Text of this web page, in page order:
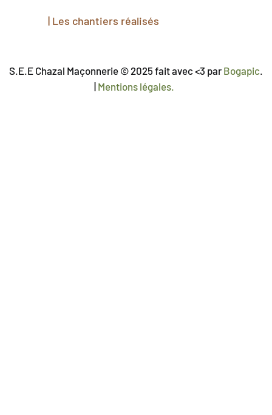
| Les chantiers réalisés
S.E.E Chazal Maçonnerie © 2025 fait avec <3 par Bogapic
| Mentions légales.